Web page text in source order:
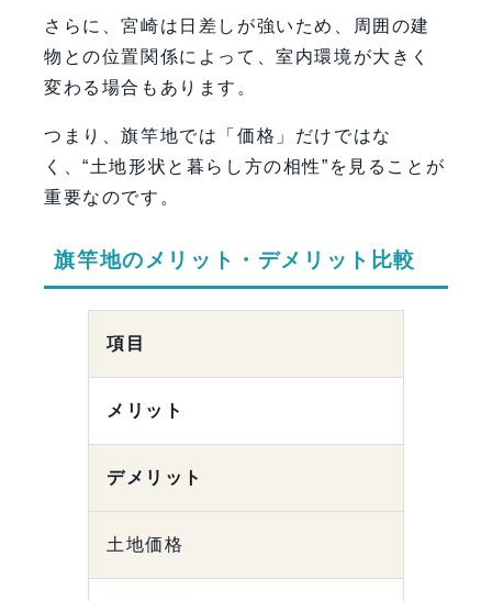
さらに、宮崎は日差しが強いため、周囲の建
物との位置関係によって、室内環境が大きく
変わる場合もあります。
つまり、旗竿地では「価格」だけではな
く、“土地形状と暮らし方の相性”を見ることが
重要なのです。
旗竿地のメリット・デメリット比較
項目
メリット
デメリット
土地価格